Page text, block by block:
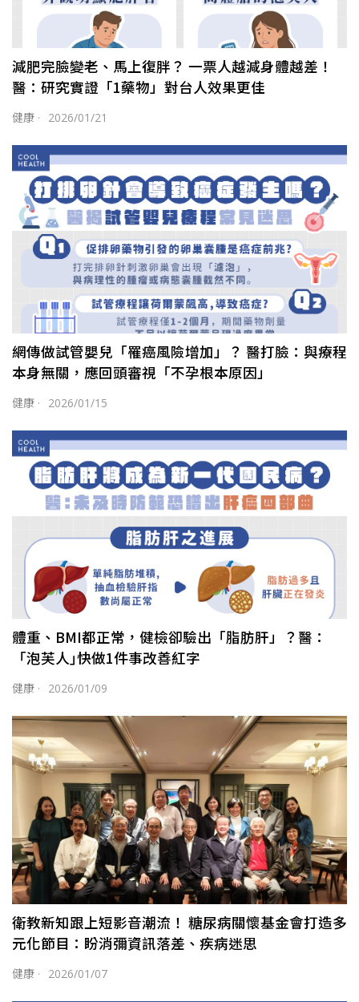
減肥完臉變老、馬上復胖？ 一票人越減身體越差！
醫：研究實證「1藥物」對台人效果更佳
健康 · 2026/01/21
網傳做試管嬰兒「罹癌風險增加」？ 醫打臉：與療程
本身無關，應回頭審視「不孕根本原因」
健康 · 2026/01/15
體重、BMI都正常，健檢卻驗出「脂肪肝」？醫：
「泡芙人｣快做1件事改善紅字
健康 · 2026/01/09
衛教新知跟上短影音潮流！ 糖尿病關懷基金會打造多
元化節目：盼消彌資訊落差、疾病迷思
健康 · 2026/01/07